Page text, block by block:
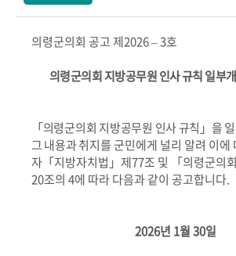
의령군의회 공고 제2026–3호
의령군의회 지방공무원 인사 규칙 일부
「의령군의회 지방공무원 인사 규칙 」 을
그 내용과취지를 군민에게 널리 알려 이에
자 「지방자치법 」 제77조 및 「의령군의
20조의 4에 따라 다음과 같이 공고합니다.
2026년 1월30일